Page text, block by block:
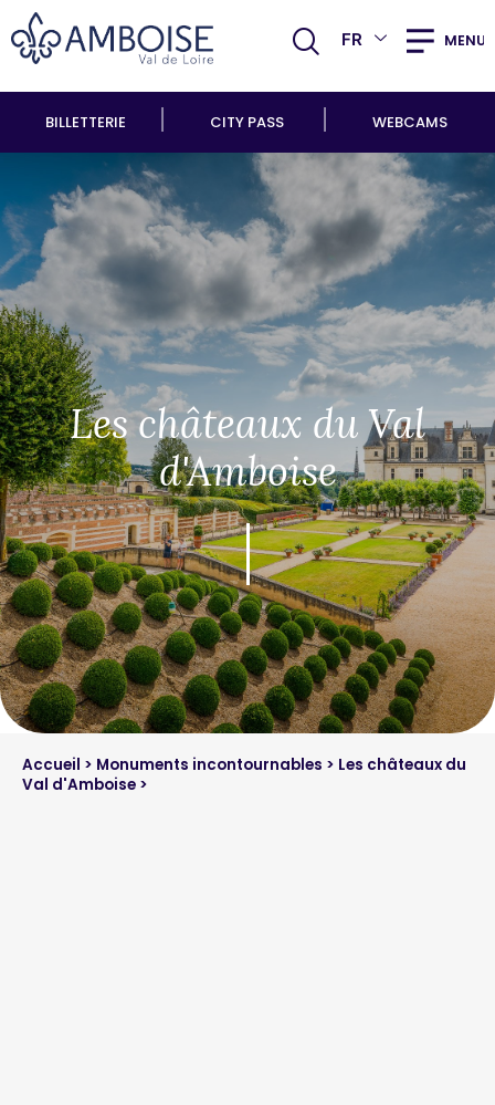
FR MENU
BILLETTERIE CITY PASS WEBCAMS
Les châteaux du Val
d'Amboise
Accueil > Monuments incontournables > Les châteaux du
Val d'Amboise >